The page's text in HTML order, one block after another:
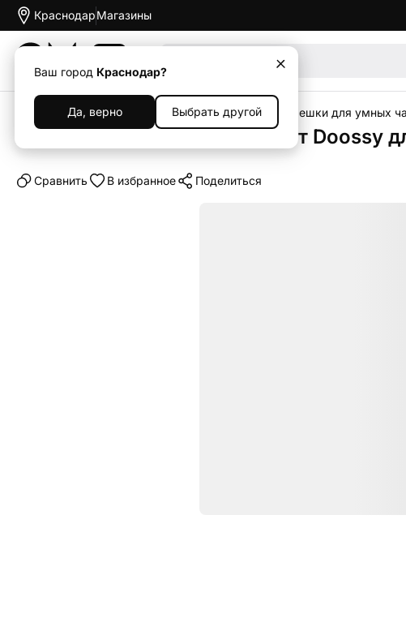
Краснодар
Ваш город Краснодар?
Да, верно Выбрать другой
Магазины
Каталог Аксессуары Ремешки Ремешки для умных
Миланский сетчатый браслет Doossy
Cравнить В избранное Поделиться